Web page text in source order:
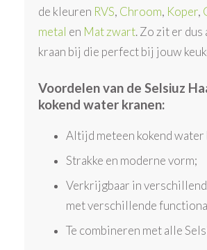
de kleuren RVS, Chroom, Koper,
metal en Mat zwart. Zo zit er
kraan bij die perfect bij jouw
Voordelen van de Selsiuz
kokend water kranen:
Altijd meteen kokend water
Strakke en moderne vorm;
Verkrijgbaar in
met verschillende
Te combineren met alle